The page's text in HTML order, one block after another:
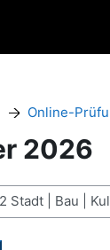
Online-
2026